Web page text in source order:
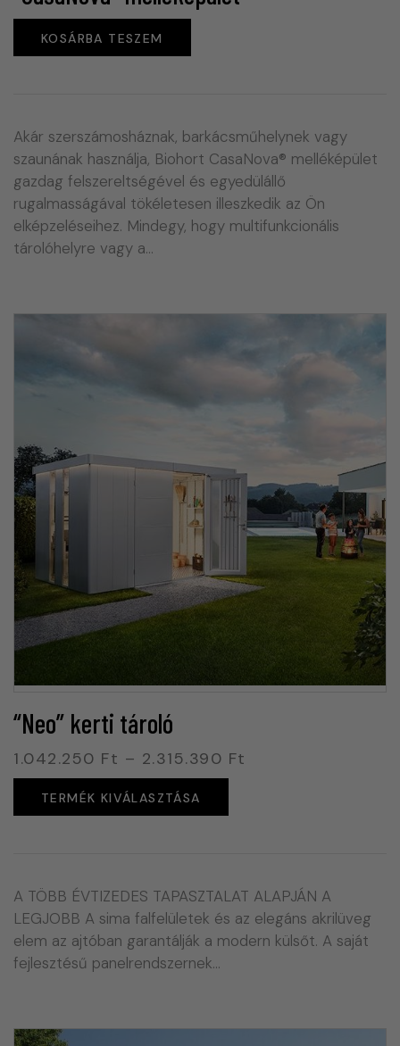
KOSÁRBA TESZEM
Akár szerszámosháznak, barkácsműhelynek vagy
szaunának használja, Biohort CasaNova® melléképület
gazdag felszereltségével és egyedülállő
rugalmasságával tökéletesen illeszkedik az Ön
elképzeléseihez. Mindegy, hogy multifunkcionális
tárolóhelyre vagy a…
“Neo” kerti tároló
1.042.250 Ft – 2.315.390 Ft
TERMÉK KIVÁLASZTÁSA
A TÖBB ÉVTIZEDES TAPASZTALAT ALAPJÁN A
LEGJOBB A sima falfelületek és az elegáns akrilüveg
elem az ajtóban garantálják a modern külsőt. A saját
fejlesztésű panelrendszernek…